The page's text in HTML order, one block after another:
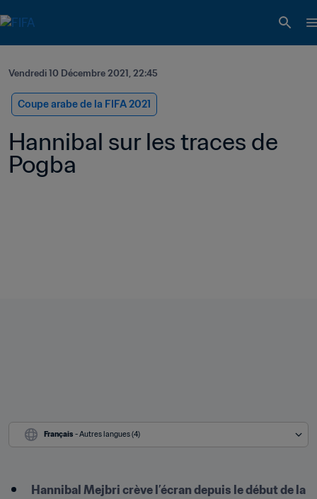
Vendredi 10 Décembre 2021, 22:45
Coupe arabe de la FIFA 2021
Hannibal sur les traces de
Pogba
Français - Autres langues (4)
Hannibal Mejbri crève l’écran depuis le début de la